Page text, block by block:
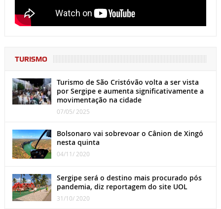
TURISMO
Turismo de São Cristóvão volta a ser vista
por Sergipe e aumenta significativamente a
movimentação na cidade
07/05/ 2025
Bolsonaro vai sobrevoar o Cânion de Xingó
nesta quinta
04/11/ 2020
Sergipe será o destino mais procurado pós
pandemia, diz reportagem do site UOL
31/10/ 2020